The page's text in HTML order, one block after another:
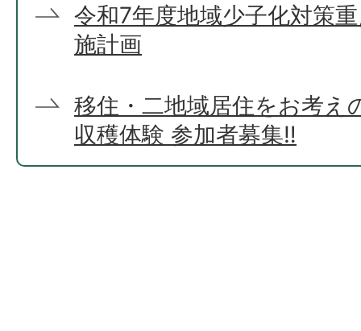
令和7年度地域少子化対策
施計画
移住・二地域居住をお考え
収穫体験 参加者募集‼